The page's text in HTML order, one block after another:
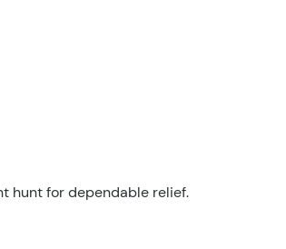
hunt for dependable relief.